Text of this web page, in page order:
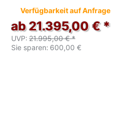
Verfügbarkeit auf Anfrage
ab 21.395,00 € *
UVP: 21.995,00 € *
Sie sparen: 600,00 €